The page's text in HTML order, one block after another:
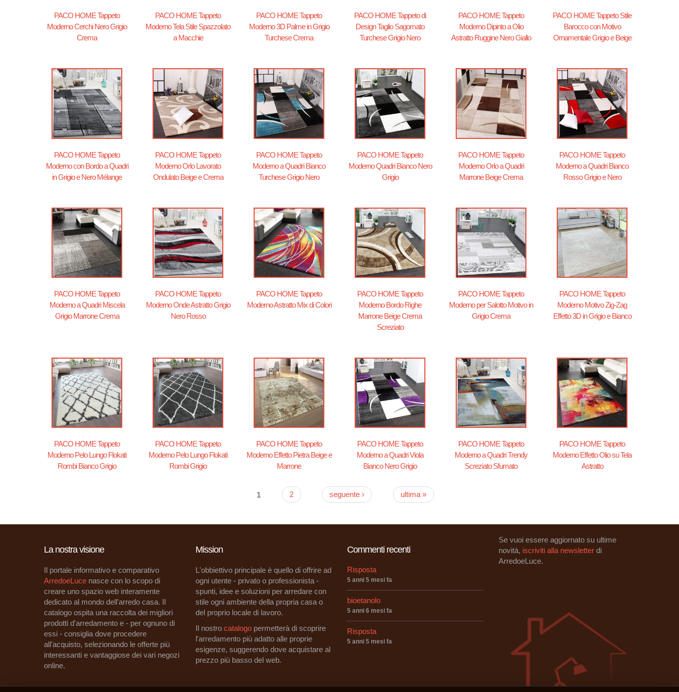
PACO HOME Tappeto
Moderno Cerchi Nero Grigio
Crema
PACO HOME Tappeto
Moderno Tela Stile Spazzolato
a Macchie
PACO HOME Tappeto
Moderno 3D Palme in Grigio
Turchese Crema
PACO HOME Tappeto di
Design Taglio Sagomato
Turchese Grigio Nero
PACO HOME Tappeto
Moderno Dipinto a Olio
Astratto Ruggine Nero Giallo
PACO HOME Tappeto Stile
Barocco con Motivo
Ornamentale Grigio e Beige
PACO HOME Tappeto
Moderno con Bordo a Quadri
in Grigio e Nero Mélange
PACO HOME Tappeto
Moderno Orlo Lavorato
Ondulato Beige e Crema
PACO HOME Tappeto
Moderno a Quadri Bianco
Turchese Grigio Nero
PACO HOME Tappeto
Moderno Quadri Bianco Nero
Grigio
PACO HOME Tappeto
Moderno Orlo a Quadri
Marrone Beige Crema
PACO HOME Tappeto
Moderno a Quadri Bianco
Rosso Grigio e Nero
PACO HOME Tappeto
Moderno a Quadri Miscela
Grigio Marrone Crema
PACO HOME Tappeto
Moderno Onde Astratto Grigio
Nero Rosso
PACO HOME Tappeto
Moderno Astratto Mix di Colori
PACO HOME Tappeto
Moderno Bordo Righe
Marrone Beige Crema
Screziato
PACO HOME Tappeto
Moderno per Salotto Motivo in
Grigio Crema
PACO HOME Tappeto
Moderno Motivo Zig-Zag
Effetto 3D in Grigio e Bianco
PACO HOME Tappeto
Moderno Pelo Lungo Flokati
Rombi Bianco Grigio
PACO HOME Tappeto
Moderno Pelo Lungo Flokati
Rombi Grigio
PACO HOME Tappeto
Moderno Effetto Pietra Beige e
Marrone
PACO HOME Tappeto
Moderno a Quadri Viola
Bianco Nero Grigio
PACO HOME Tappeto
Moderno a Quadri Trendy
Screziato Sfumato
PACO HOME Tappeto
Moderno Effetto Olio su Tela
Astratto
1 2 seguente › ultima »
La nostra visione
Il portale informativo e comparativo
ArredoeLuce nasce con lo scopo di
creare uno spazio web interamente
dedicato al mondo dell'arredo casa. Il
catalogo ospita una raccolta dei migliori
prodotti d'arredamento e - per ognuno di
essi - consiglia dove procedere
all'acquisto, selezionando le offerte più
interessanti e vantaggiose dei vari negozi
online.
Mission
L'obbiettivo principale è quello di offrire ad
ogni utente - privato o professionista -
spunti, idee e soluzioni per arredare con
stile ogni ambiente della propria casa o
del proprio locale di lavoro.
Il nostro catalogo permetterà di scoprire
l'arredamento più adatto alle proprie
esigenze, suggerendo dove acquistare al
prezzo più basso del web.
Commenti recenti
Risposta
5 anni 5 mesi fa
bioetanolo
5 anni 6 mesi fa
Risposta
5 anni 5 mesi fa
Se vuoi essere aggiornato su ultime
novità, iscriviti alla newsletter di
ArredoeLuce.